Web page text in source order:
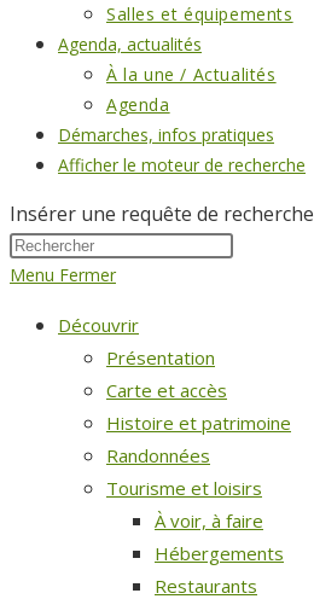
Salles et équipements
Agenda, actualités
À la une / Actualités
Agenda
Démarches, infos pratiques
Afficher le moteur de recherche
Insérer une requête de recherche
Menu Fermer
Découvrir
Présentation
Carte et accès
Histoire et patrimoine
Randonnées
Tourisme et loisirs
À voir, à faire
Hébergements
Restaurants